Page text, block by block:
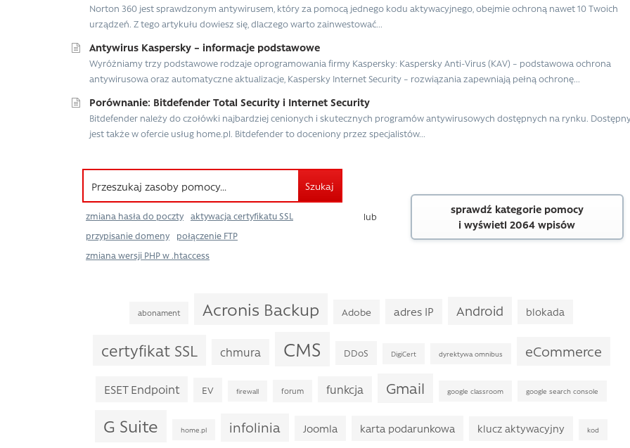
Norton 360 jest sprawdzonym antywirusem, który za pomocą jednego kodu aktywacyjnego, obejmie ochroną nawet 10 Twoich
urządzeń. Z tego artykułu dowiesz się, dlaczego warto zainwestować...
Antywirus Kaspersky – informacje podstawowe
Wyróżniamy trzy podstawowe rodzaje oprogramowania firmy Kaspersky: Kaspersky Anti-Virus (KAV) – podstawowa ochrona
antywirusowa oraz automatyczne aktualizacje, Kaspersky Internet Security – rozwiązania zapewniają pełną ochronę...
Porównanie: Bitdefender Total Security i Internet Security
Bitdefender należy do czołówki najbardziej cenionych i skutecznych programów antywirusowych dostępnych na rynku.
jest także w ofercie usług home.pl. Bitdefender to doceniony przez specjalistów...
Szukaj
zmiana hasła do poczty
aktywacja certyfikatu SSL
przypisanie domeny
połączenie FTP
zmiana wersji PHP w .htaccess
lub
sprawdź kategorie pomocy
i wyświetl 2064 wpisów
abonament Acronis Backup Adobe adres IP Android blokada
certyfikat SSL chmura CMS DDoS DigiCert dyrektywa omnibus eCommerce
ESET Endpoint EV firewall forum funkcja Gmail google classroom google search console
G Suite home.pl infolinia Joomla karta podarunkowa klucz aktywacyjny kod